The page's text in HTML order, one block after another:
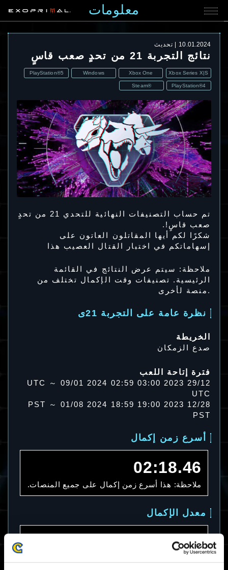
معلومات
10.01.2024 تحديث
نتائج التجربة 21 من تحدٍ صعب قاسٍ
Xbox Series X|S
Xbox One
Windows
PlayStation®5
PlayStation®4
Steam®
تم حساب التصنيفات النهائية للتحدي 21 من تحدٍ
صعب قاسٍ!.
شكرًا لكم أيها المقاتلون العاتون على
إسهاماتكم في اختبار القتال العصيب هذا
ملاحظة: سيتم عرض النتائج في القائمة
الرئيسية. تصنيفات وقت الإكمال تختلف من
منصة لأخرى.
نظرة عامة على التجربة 21ى
الخريطة
صدع الزمكان
فترة إتاحة اللعب
29/12 2023 03:00 UTC ～ 09/01 2024 02:59
UTC
12/28 2023 19:00 PST ～ 01/08 2024 18:59
PST
أسرع زمن إكمال
02:18.46
ملاحظة: هذا أسرع زمن إكمال على جميع المنصات.
معدل الإكمال
22.4%